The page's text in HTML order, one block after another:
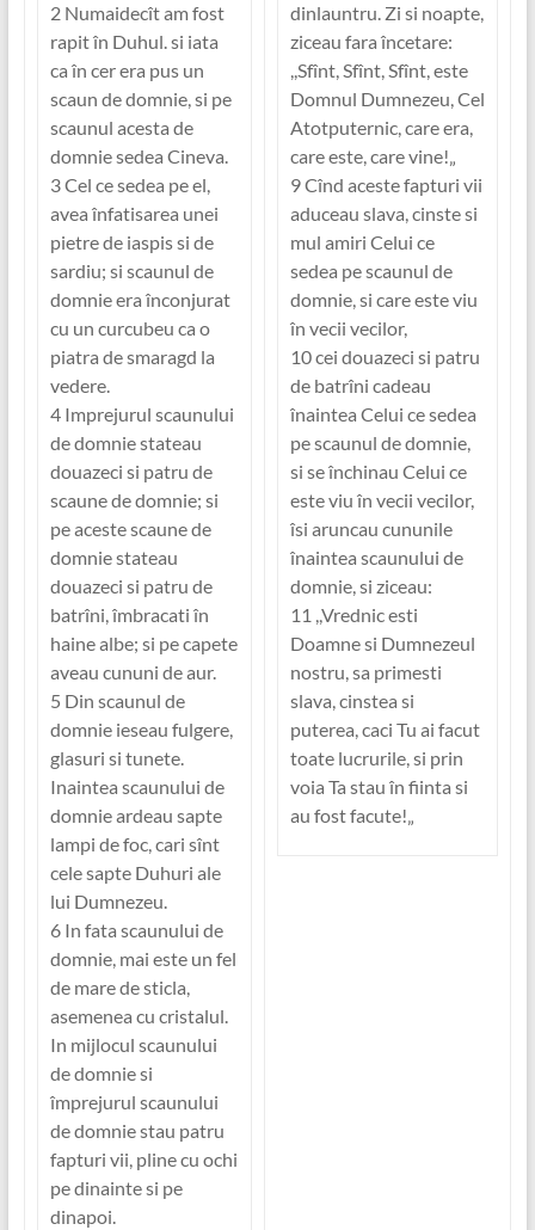
2 Numaidecît am fost
rapit în Duhul. si iata
ca în cer era pus un
scaun de domnie, si pe
scaunul acesta de
domnie sedea Cineva.
3 Cel ce sedea pe el,
avea înfatisarea unei
pietre de iaspis si de
sardiu; si scaunul de
domnie era înconjurat
cu un curcubeu ca o
piatra de smaragd la
vedere.
4 Imprejurul scaunului
de domnie stateau
douazeci si patru de
scaune de domnie; si
pe aceste scaune de
domnie stateau
douazeci si patru de
batrîni, îmbracati în
haine albe; si pe capete
aveau cununi de aur.
5 Din scaunul de
domnie ieseau fulgere,
glasuri si tunete.
Inaintea scaunului de
domnie ardeau sapte
lampi de foc, cari sînt
cele sapte Duhuri ale
lui Dumnezeu.
6 In fata scaunului de
domnie, mai este un fel
de mare de sticla,
asemenea cu cristalul.
In mijlocul scaunului
de domnie si
împrejurul scaunului
de domnie stau patru
fapturi vii, pline cu ochi
pe dinainte si pe
dinapoi.
dinlauntru. Zi si noapte,
ziceau fara încetare:
,,Sfînt, Sfînt, Sfînt, este
Domnul Dumnezeu, Cel
Atotputernic, care era,
care este, care vine!„
9 Cînd aceste fapturi vii
aduceau slava, cinste si
mul amiri Celui ce
sedea pe scaunul de
domnie, si care este viu
în vecii vecilor,
10 cei douazeci si patru
de batrîni cadeau
înaintea Celui ce sedea
pe scaunul de domnie,
si se închinau Celui ce
este viu în vecii vecilor,
îsi aruncau cununile
înaintea scaunului de
domnie, si ziceau:
11 ,,Vrednic esti
Doamne si Dumnezeul
nostru, sa primesti
slava, cinstea si
puterea, caci Tu ai facut
toate lucrurile, si prin
voia Ta stau în fiinta si
au fost facute!„